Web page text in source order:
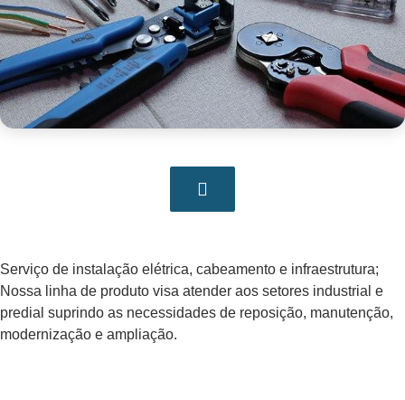
Serviço de instalação elétrica, cabeamento e infraestrutura;
Nossa linha de produto visa atender aos setores industrial e
predial suprindo as necessidades de reposição, manutenção,
modernização e ampliação.